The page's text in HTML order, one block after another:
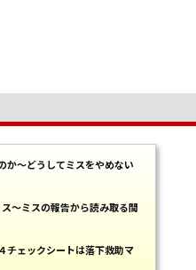
か～どうしてミスをやめない
～ミスの報告から読み取る間
チェックシートは落下救助マ